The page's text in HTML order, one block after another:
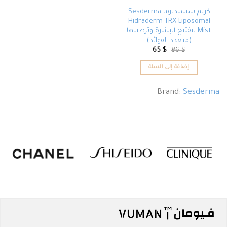
كريم سيسديرما Sesderma
Hidraderm TRX Liposomal
Mist لتفتيح البشرة وترطيبها
(متعدد الفوائد)
86$
65 $
إضافة إلى السلة
Brand:Sesderma